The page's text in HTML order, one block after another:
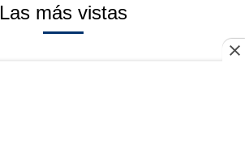
Las más vistas